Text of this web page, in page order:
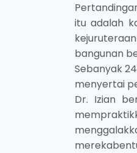
itu adalah
bangunan
Sebanyak
menyertai
Dr. Izian